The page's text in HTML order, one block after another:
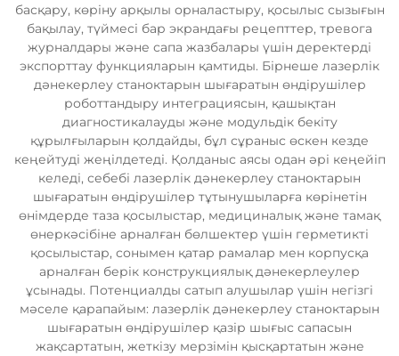
басқару, көріну арқылы орналастыру, қосылыс сызығын
бақылау, түймесі бар экрандағы рецепттер, тревога
журналдары және сапа жазбалары үшін деректерді
экспорттау функцияларын қамтиды. Бірнеше лазерлік
дәнекерлеу станоктарын шығаратын өндірушілер
роботтандыру интеграциясын, қашықтан
диагностикалауды және модульдік бекіту
құрылғыларын қолдайды, бұл сұраныс өскен кезде
кеңейтуді жеңілдетеді. Қолданыс аясы одан әрі кеңейіп
келеді, себебі лазерлік дәнекерлеу станоктарын
шығаратын өндірушілер тұтынушыларға көрінетін
өнімдерде таза қосылыстар, медициналық және тамақ
өнеркәсібіне арналған бөлшектер үшін герметикті
қосылыстар, сонымен қатар рамалар мен корпусқа
арналған берік конструкциялық дәнекерлеулер
ұсынады. Потенциалды сатып алушылар үшін негізгі
мәселе қарапайым: лазерлік дәнекерлеу станоктарын
шығаратын өндірушілер қазір шығыс сапасын
жақсартатын, жеткізу мерзімін қысқартатын және